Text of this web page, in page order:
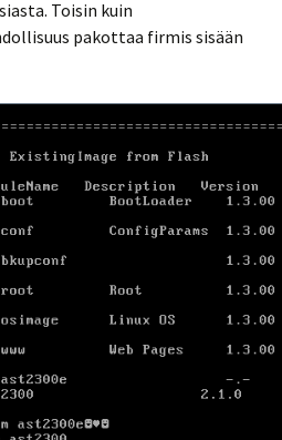
Toisin kuin
pakottaa firmis sisään